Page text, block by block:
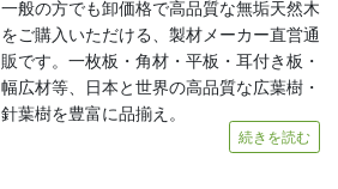
一般の方でも卸価格で高品質な無垢天然木
をご購入いただける、製材メーカー直営通
販です。一枚板・角材・平板・耳付き板・
幅広材等、日本と世界の高品質な広葉樹・
針葉樹を豊富に品揃え。
続きを読む